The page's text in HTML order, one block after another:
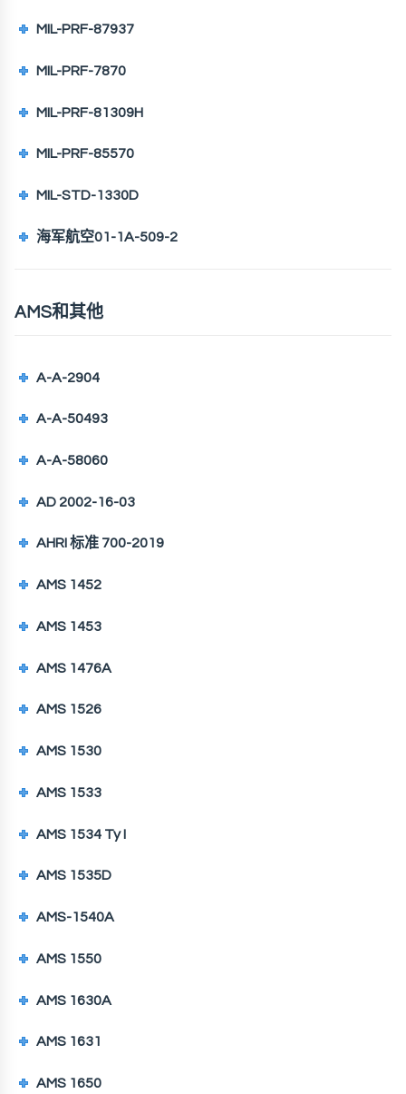
MIL-PRF-87937
MIL-PRF-7870
MIL-PRF-81309H
MIL-PRF-85570
MIL-STD-1330D
海军航空01-1A-509-2
AMS和其他
A-A-2904
A-A-50493
A-A-58060
AD 2002-16-03
AHRI 标准 700-2019
AMS 1452
AMS 1453
AMS 1476A
AMS 1526
AMS 1530
AMS 1533
AMS 1534 Ty I
AMS 1535D
AMS-1540A
AMS 1550
AMS 1630A
AMS 1631
AMS 1650